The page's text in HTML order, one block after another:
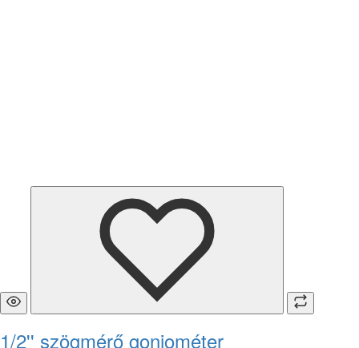
1/2'' szögmérő goniométer